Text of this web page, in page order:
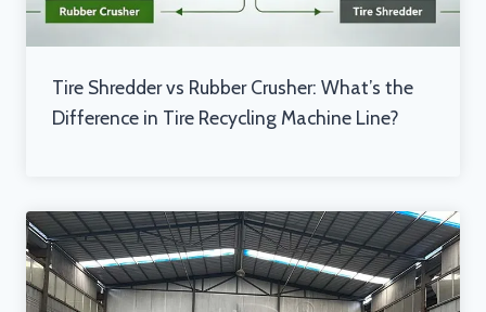
Tire Shredder vs Rubber Crusher: What’s the
Difference in Tire Recycling Machine Line?